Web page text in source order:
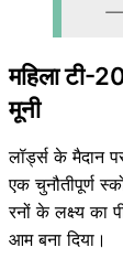
—
महिला टी-
मूनी
लॉर्ड्स के मैदान
एक चुनौतीपूर्ण
रनों के लक्ष्य का
आम बना दिया।